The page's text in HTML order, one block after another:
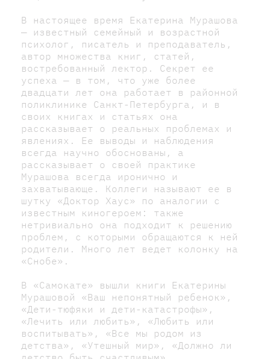
В настоящее время Екатерина Мурашова
— известный семейный и возрастной
психолог, писатель и преподаватель,
автор множества книг, статей,
востребованный лектор. Секрет ее
успеха — в том, что уже более
двадцати лет она работает в районной
поликлинике Санкт-Петербурга, и в
своих книгах и статьях она
рассказывает о реальных проблемах и
явлениях. Ее выводы и наблюдения
всегда научно обоснованы, а
рассказывает о своей практике
Мурашова всегда иронично и
захватывающе. Коллеги называют ее в
шутку «Доктор Хаус» по аналогии с
известным киногероем: также
нетривиально она подходит к решению
проблем, с которыми обращаются к ней
родители. Много лет ведет колонку на
«Снобе».
В «Самокате» вышли книги Екатерины
Мурашовой «Ваш непонятный ребенок»,
«Дети-тюфяки и дети-катастрофы»,
«Лечить или любить», «Любить или
воспитывать», «Все мы родом из
детства», «Утешный мир», «Должно ли